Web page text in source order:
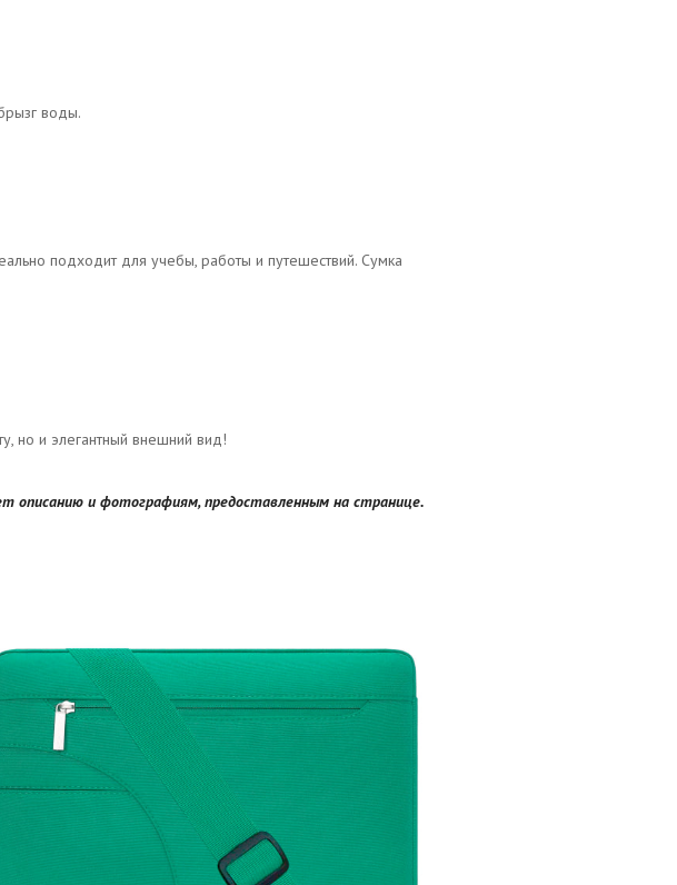
воды.
подходит для учебы, работы и путешествий. Сумка
но и элегантный внешний вид!
описанию и фотографиям, предоставленным на странице.